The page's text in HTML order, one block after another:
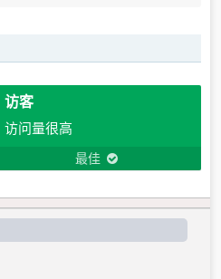
访客
访问量很高
最佳